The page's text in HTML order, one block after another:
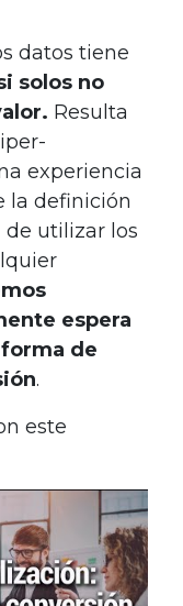
datos tiene
solos no
Resulta
experiencia
la definición
utilizar los
espera
de
.
este